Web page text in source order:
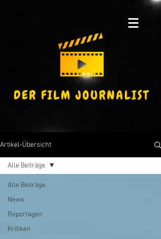
Artikel-Übersicht
Alle Beiträge
News
Reportagen
Kritiken
Alle Beiträge